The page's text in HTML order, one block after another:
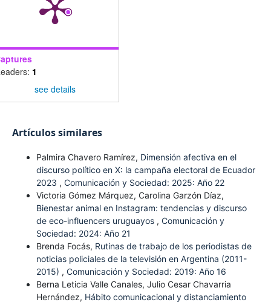
1
see details
Artículos similares
Palmira Chavero Ramírez, Dimensión afectiva en el
discurso político en X: la campaña electoral de Ecuador
2023 , Comunicación y Sociedad: 2025: Año 22
Victoria Gómez Márquez, Carolina Garzón Díaz,
Bienestar animal en Instagram: tendencias y discurso
de eco-influencers uruguayos , Comunicación y
Sociedad: 2024: Año 21
Brenda Focás, Rutinas de trabajo de los periodistas de
noticias policiales de la televisión en Argentina (2011-
2015) , Comunicación y Sociedad: 2019: Año 16
Berna Leticia Valle Canales, Julio Cesar Chavarria
Hernández, Hábito comunicacional y distanciamiento